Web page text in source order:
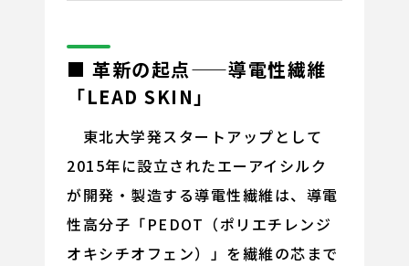
■ 革新の起点——導電性繊維
「LEAD SKIN」
東北大学発スタートアップとして
2015年に設立されたエーアイシルク
が開発・製造する導電性繊維は、導電
性高分子「PEDOT（ポリエチレンジ
オキシチオフェン）」を繊維の芯まで